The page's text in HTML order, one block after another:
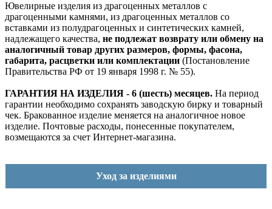
Ювелирные изделия из драгоценных металлов с
драгоценными камнями, из драгоценных металлов со
вставками из полудрагоценных и синтетических камней,
надлежащего качества, не подлежат возврату или обмену на
аналогичный товар других размеров, формы, фасона,
габарита, расцветки или комплектации (Постановление
Правительства РФ от 19 января 1998 г. № 55).
ГАРАНТИЯ НА ИЗДЕЛИЯ - 6 (шесть) месяцев. На период
гарантии необходимо сохранять заводскую бирку и товарный
чек. Бракованное изделие меняется на аналогичное новое
изделие. Почтовые расходы, понесенные покупателем,
возмещаются за счет Интернет-магазина.
Уход за изделиями